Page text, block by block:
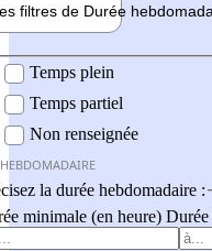
filtres de Durée hebdo
Temps plein
Temps partiel
Non renseignée
la durée hebdomadaire :
minimale (en heure) Durée